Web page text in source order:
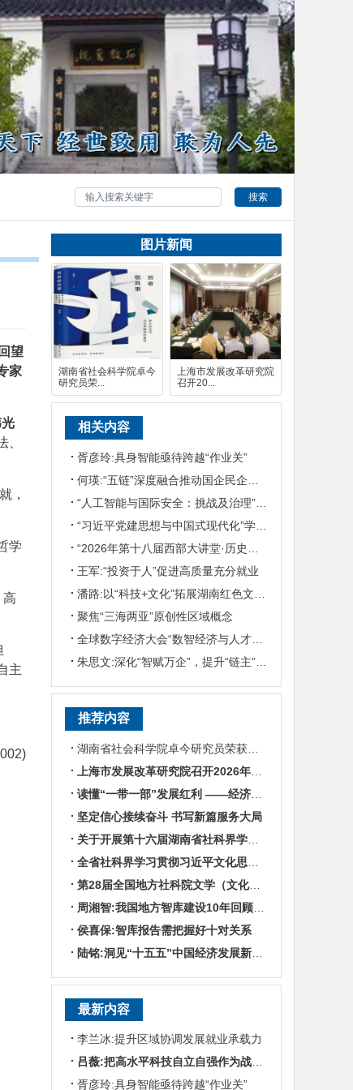
搜索
望
家
，
学
高
主
图片新闻
湖南省社会科学院卓今
研究员荣...
上海市发展改革研究院
召开20...
相关内容
胥彦玲:具身智能亟待跨越“作业关”
“人工智能与国际安全：挑战及治理”国际学术研讨会在京召开
“习近平党建思想与中国式现代化”学术研讨会在华东政法大学举行
王军:“投资于人”促进高质量充分就业
聚焦“三海两亚”原创性区域概念
全球数字经济大会“数智经济与人才培养”专题论坛举行
朱思文:深化“智赋万企”，提升“链主”企业产业生态主导力
推荐内容
湖南省社会科学院卓今研究员荣获第九届鲁迅文学奖
上海市发展改革研究院召开2026年半年度工作会议
读懂“一带一部”发展红利 ——经济学专家谈湖南区位优势
坚定信心接续奋斗 书写新篇服务大局
关于开展第十六届湖南省社科界学术年会征文活动的通知
第28届全国地方社科院文学（文化）所所长联席会暨“数智时代地方文化IP建设”学术研讨
周湘智:我国地方智库建设10年回顾与展望
侯喜保:智库报告需把握好十对关系
陆铭:洞见“十五五”中国经济发展新趋势——对话上海交通大学中国发展研究院执行院长陆铭
最新内容
李兰冰:提升区域协调发展就业承载力
吕薇:把高水平科技自立自强作为战略支撑
胥彦玲:具身智能亟待跨越“作业关”